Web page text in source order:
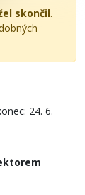
skončil.
24. 6.